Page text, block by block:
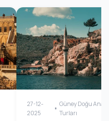
27-12-
2025
Güney Doğu
Turları